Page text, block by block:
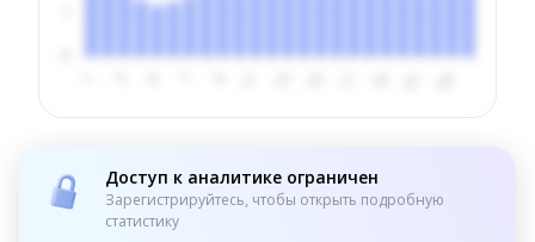
Доступ к аналитике ограничен
Зарегистрируйтесь, чтобы открыть подробную
статистику